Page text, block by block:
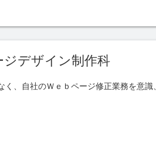
ジデザイン制作科
く、自社のＷｅｂページ修正業務を意